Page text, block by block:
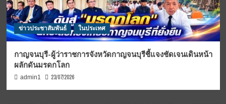
ข่าวประชาสัมพันธ์ ในประเทศ
กาญจนบุรี-ผู้ว่าราชการจังหวัดกาญจนบุรีชี้แจงชัดเจนเดินหน้า
ผลักดันมรดกโลก
admin1 23/07/2026